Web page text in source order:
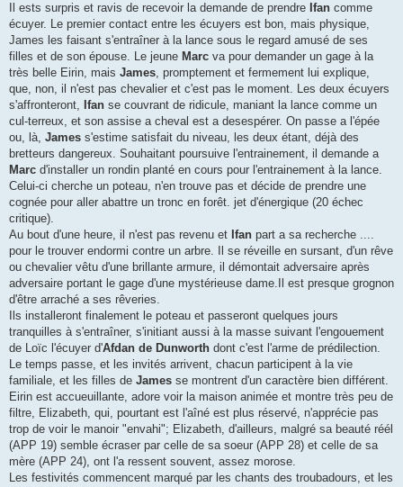
Il ests surpris et ravis de recevoir la demande de prendre Ifan comme
écuyer. Le premier contact entre les écuyers est bon, mais physique,
James les faisant s'entraîner à la lance sous le regard amusé de ses
filles et de son épouse. Le jeune Marc va pour demander un gage à la
très belle Eirin, mais James, promptement et fermement lui explique,
que, non, il n'est pas chevalier et c'est pas le moment. Les deux écuyers
s'affronteront, Ifan se couvrant de ridicule, maniant la lance comme un
cul-terreux, et son assise a cheval est a desespérer. On passe a l'épée
ou, là, James s'estime satisfait du niveau, les deux étant, déjà des
bretteurs dangereux. Souhaitant poursuive l'entrainement, il demande a
Marc d'installer un rondin planté en cours pour l'entrainement à la lance.
Celui-ci cherche un poteau, n'en trouve pas et décide de prendre une
cognée pour aller abattre un tronc en forêt. jet d'énergique (20 échec
critique).
Au bout d'une heure, il n'est pas revenu et Ifan part a sa recherche ....
pour le trouver endormi contre un arbre. Il se réveille en sursant, d'un rêve
ou chevalier vêtu d'une brillante armure, il démontait adversaire après
adversaire portant le gage d'une mystérieuse dame.Il est presque grognon
d'être arraché a ses rêveries.
Ils installeront finalement le poteau et passeront quelques jours
tranquilles à s'entraîner, s'initiant aussi à la masse suivant l'engouement
de Loïc l'écuyer d'Afdan de Dunworth dont c'est l'arme de prédilection.
Le temps passe, et les invités arrivent, chacun participent à la vie
familiale, et les filles de James se montrent d'un caractère bien différent.
Eirin est accueuillante, adore voir la maison animée et montre très peu de
filtre, Elizabeth, qui, pourtant est l'aîné est plus réservé, n'apprécie pas
trop de voir le manoir "envahi"; Elizabeth, d'ailleurs, malgré sa beauté réél
(APP 19) semble écraser par celle de sa soeur (APP 28) et celle de sa
mère (APP 24), ont l'a ressent souvent, assez morose.
Les festivités commencent marqué par les chants des troubadours, et les